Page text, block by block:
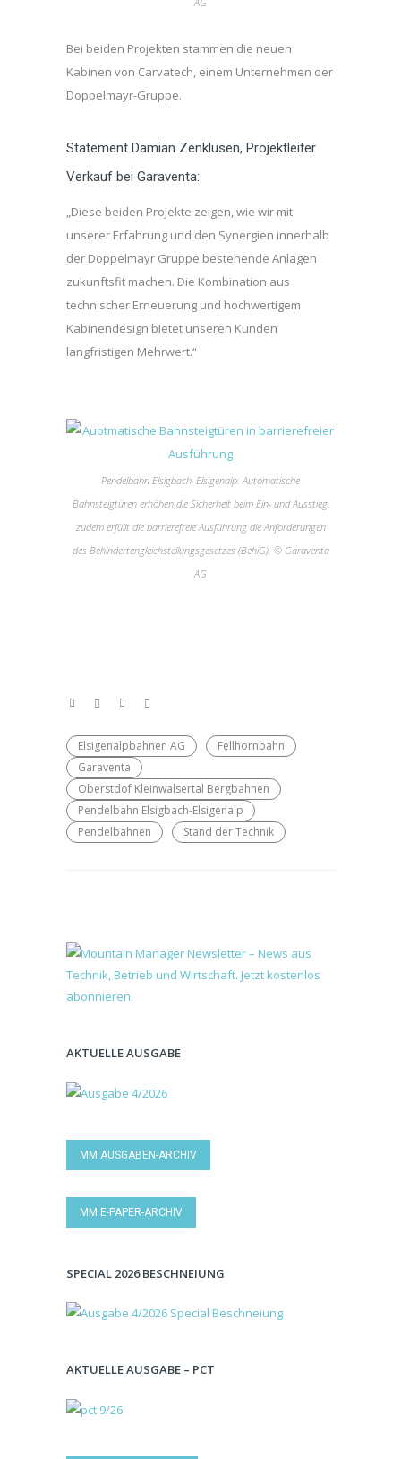
Bei beiden Projekten stammen die neuen
Kabinen von Carvatech, einem Unternehmen der
Doppelmayr-Gruppe.
Statement Damian Zenklusen, Projektleiter
Verkauf bei Garaventa:
„Diese beiden Projekte zeigen, wie wir mit
unserer Erfahrung und den Synergien innerhalb
der Doppelmayr Gruppe bestehende Anlagen
zukunftsfit machen. Die Kombination aus
technischer Erneuerung und hochwertigem
Kabinendesign bietet unseren Kunden
langfristigen Mehrwert.“
Pendelbahn Elsigbach–Elsigenalp: Automatische
Bahnsteigtüren erhöhen die Sicherheit beim Ein- und Ausstieg,
zudem erfüllt die barrierefreie Ausführung die Anforderungen
des Behindertengleichstellungsgesetzes (BehiG). © Garaventa
AG
Elsigenalpbahnen AG
Fellhornbahn
Garaventa
Oberstdof Kleinwalsertal Bergbahnen
Pendelbahn Elsigbach-Elsigenalp
Pendelbahnen
Stand der Technik
AKTUELLE AUSGABE
MM AUSGABEN-ARCHIV
MM E-PAPER-ARCHIV
SPECIAL 2026 BESCHNEIUNG
AKTUELLE AUSGABE – PCT